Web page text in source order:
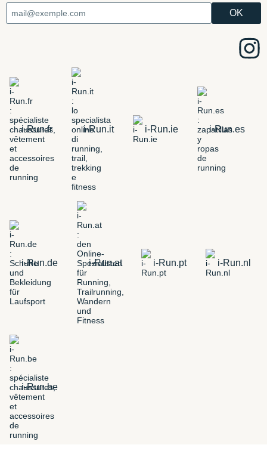
i-Run.fr i-Run.it i-Run.ie i-Run.es
i-Run.de i-Run.at i-Run.pt i-Run.nl
i-Run.be